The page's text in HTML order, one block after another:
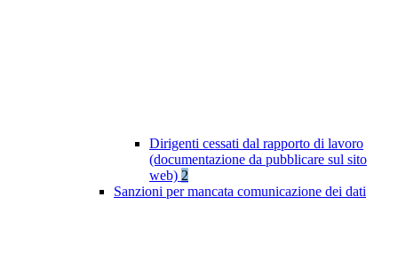
Dirigenti cessati dal rapporto di lavoro
(documentazione da pubblicare sul sito
web) 2
Sanzioni per mancata comunicazione dei dati